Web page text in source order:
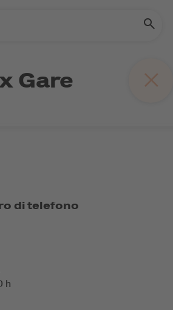
Gare
di telefono
h